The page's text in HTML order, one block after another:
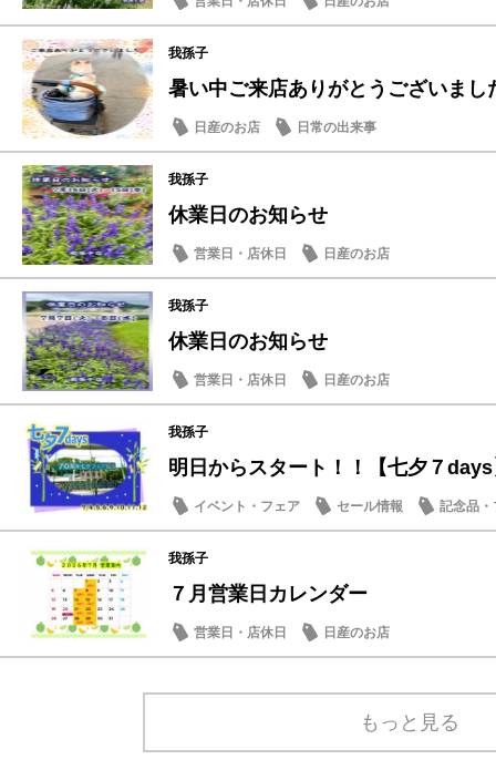
我孫子
暑い中ご来店ありがとうございまし
日産のお店 日常の出来事
我孫子
休業日のお知らせ
営業日・店休日 日産のお店
我孫子
休業日のお知らせ
営業日・店休日 日産のお店
我孫子
明日からスタート！！【七夕７
イベント・フェア セール情報
記念品・
日産のお店
我孫子
７月営業日カレンダー
営業日・店休日 日産のお店
もっと見る